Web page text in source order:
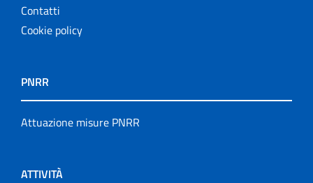
Contatti
Cookie policy
PNRR
Attuazione misure PNRR
ATTIVITÀ